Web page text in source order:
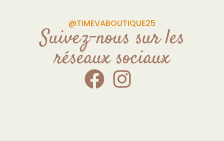
souriante et a l'écoute de vos
demande Donc allé y sans
craintes
@TIMEVABOUTIQUE25
Suivez-nous sur les
réseaux sociaux